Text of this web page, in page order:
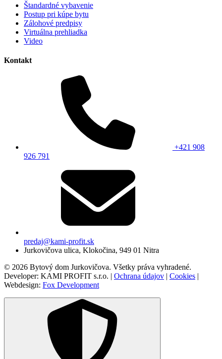
Štandardné vybavenie
Postup pri kúpe bytu
Zálohové predpisy
Virtuálna prehliadka
Video
Kontakt
+421 908
926 791
predaj@kami-profit.sk
Jurkovičova ulica, Klokočina, 949 01 Nitra
© 2026 Bytový dom Jurkovičova. Všetky práva vyhradené.
Developer: KAMI PROFIT s.r.o. | Ochrana údajov | Cookies |
Webdesign: Fox Development